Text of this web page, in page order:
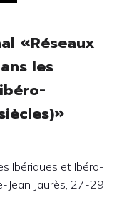
«Réseaux
les
Ibériques et Ibéro-
Jean Jaurès, 27-29